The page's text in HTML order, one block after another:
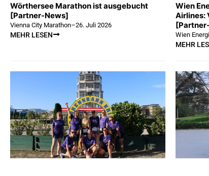
Wörthersee Marathon ist ausgebucht
[Partner-News]
Vienna City Marathon–26. Juli 2026
MEHR LESEN
Wien
Airlines:
Wien
MEHR